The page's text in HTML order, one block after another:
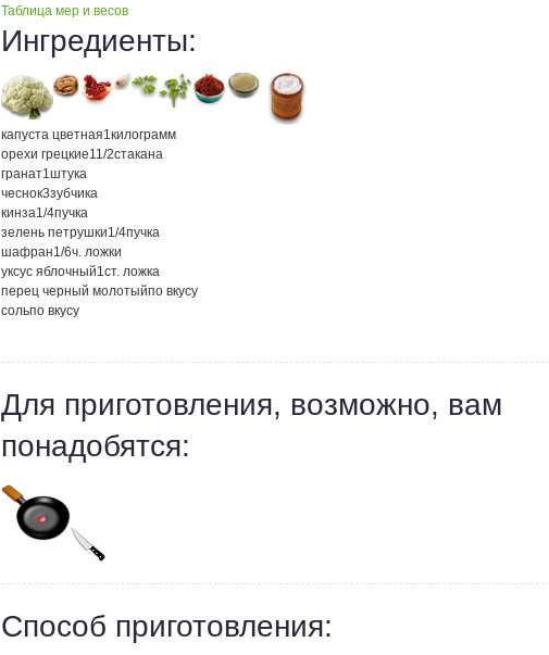
Таблица мер и весов
Ингредиенты:
капуста цветная1килограмм
орехи грецкие11/2стакана
гранат1штука
чеснок3зубчика
кинза1/4пучка
зелень петрушки1/4пучка
шафран1/6ч. ложки
уксус яблочный1ст. ложка
перец черный молотыйпо вкусу
сольпо вкусу
Для приготовления, возможно, вам
понадобятся:
Способ приготовления: